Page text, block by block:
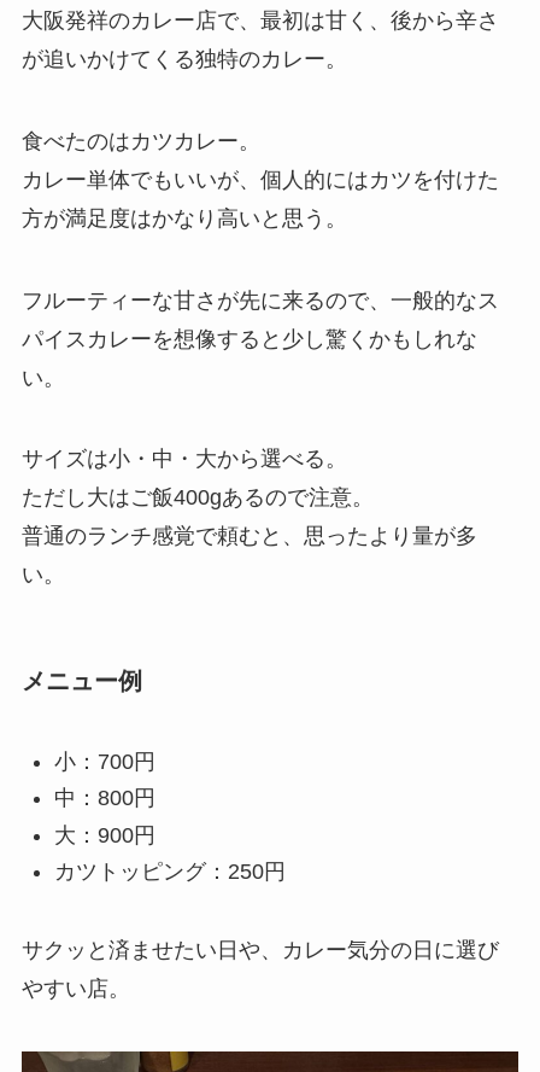
大阪発祥のカレー店で、最初は甘く、後から辛さ
が追いかけてくる独特のカレー。
食べたのはカツカレー。
カレー単体でもいいが、個人的にはカツを付けた
方が満足度はかなり高いと思う。
フルーティーな甘さが先に来るので、一般的なス
パイスカレーを想像すると少し驚くかもしれな
い。
サイズは小・中・大から選べる。
ただし大はご飯400gあるので注意。
普通のランチ感覚で頼むと、思ったより量が多
い。
メニュー例
小：700円
中：800円
大：900円
カツトッピング：250円
サクッと済ませたい日や、カレー気分の日に選び
やすい店。